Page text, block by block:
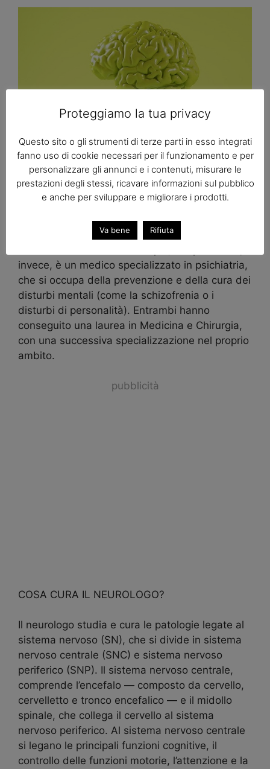
Partiamo subito definendo entrambi. Il
neurologo è un medico specializzato in
neurologia, che si occupa delle patologie
collegate al Sistema Nervoso (come il morbo di
invece, è un medico specializzato in psichiatria,
che si occupa della prevenzione e della cura dei
disturbi mentali (come la schizofrenia o i
disturbi di personalità). Entrambi hanno
conseguito una laurea in Medicina e Chirurgia,
con una successiva specializzazione nel proprio
ambito.
pubblicità
COSA CURA IL NEUROLOGO?
Il neurologo studia e cura le patologie legate al
sistema nervoso (SN), che si divide in sistema
nervoso centrale (SNC) e sistema nervoso
periferico (SNP). Il sistema nervoso centrale,
comprende l’encefalo — composto da cervello,
cervelletto e tronco encefalico — e il midollo
spinale, che collega il cervello al sistema
nervoso periferico. Al sistema nervoso centrale
si legano le principali funzioni cognitive, il
controllo delle funzioni motorie, l’attenzione e la
Proteggiamo la tua privacy
Questo sito o gli strumenti di terze parti in esso integrati
fanno uso di cookie necessari per il funzionamento e per
personalizzare gli annunci e i contenuti, misurare le
prestazioni degli stessi, ricavare informazioni sul pubblico
e anche per sviluppare e migliorare i prodotti.
Va bene Rifiuta